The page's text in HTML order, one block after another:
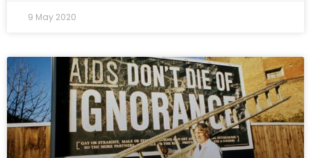
9 May 2020